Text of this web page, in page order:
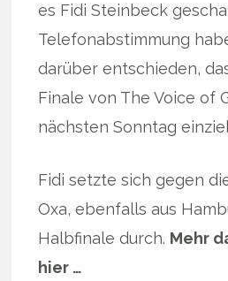
es Fidi Steinbeck
Telefonabstimmung
darüber entschieden,
Finale von The Voice of
nächsten Sonntag
Fidi setzte sich gegen
Oxa, ebenfalls aus
Halbfinale durch. Mehr
hier …